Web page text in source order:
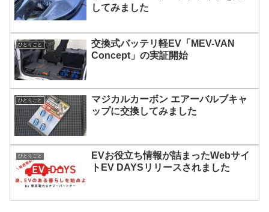
してみました
ひとりごと
交換式バッテリ軽EV「MEV-VAN
Concept」の実証開始
ひとりごと
マジカルカーボン エアーバルブキャ
ップに交換してみました
ひとりごと
EVお役立ち情報が詰まったWebサイ
トEV DAYSリリースされました